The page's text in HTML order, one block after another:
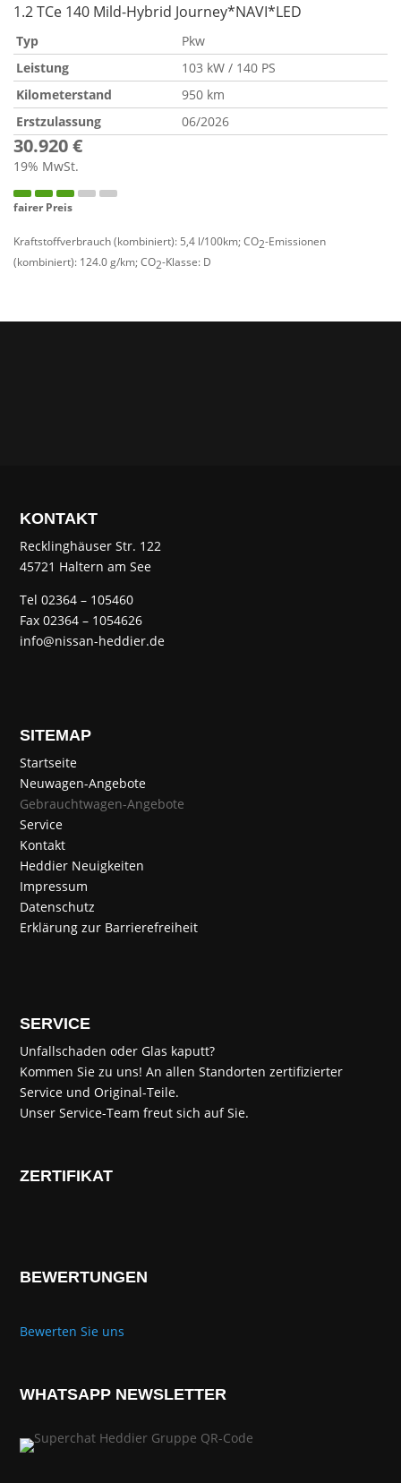
1.2 TCe 140 Mild-Hybrid Journey*NAVI*LED
Typ
Pkw
Leistung
103 kW / 140 PS
Kilometerstand
950 km
Erstzulassung
06/2026
30.920 €
19% MwSt.
fairer Preis
Kraftstoffverbrauch (kombiniert): 5,4 l/100km;CO2-Emissionen
(kombiniert): 124.0 g/km;CO2-Klasse: D
KONTAKT
Recklinghäuser Str. 122
45721 Haltern am See
Tel 02364 – 105460
Fax 02364 – 1054626
info@nissan-heddier.de
SITEMAP
Startseite
Neuwagen-Angebote
Gebrauchtwagen-Angebote
Service
Kontakt
Heddier Neuigkeiten
Impressum
Datenschutz
Erklärung zur Barrierefreiheit
SERVICE
Unfallschaden oder Glas kaputt?
Kommen Sie zu uns! An allen Standorten zertifizierter
Service und Original-Teile.
Unser Service-Team freut sich auf Sie.
ZERTIFIKAT
BEWERTUNGEN
Bewerten Sie uns
WHATSAPP NEWSLETTER